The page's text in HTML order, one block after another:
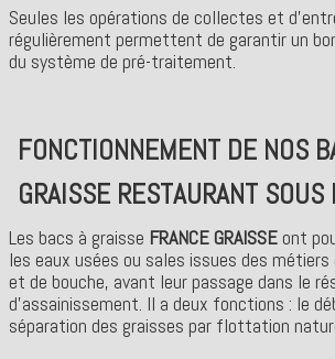
Seules les opérations de collectes et
régulièrement permettent de garantir un
du système de pré-traitement.
FONCTIONNEMENT DE NOS
GRAISSE RESTAURANT SOUS
Les bacs à graisse FRANCE GRAISSE ont
les eaux usées ou sales issues des
et de bouche, avant leur passage dans le
d'assainissement. Il a deux fonctions : le
séparation des graisses par flottation